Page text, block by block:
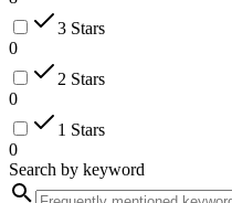
3 Stars
0
2 Stars
0
1 Stars
0
Search by keyword